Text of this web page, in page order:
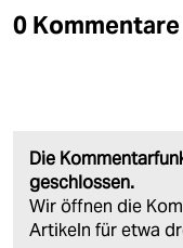
0 Kommentare
Die
geschlossen.
Wir öffnen die
Artikeln für etwa